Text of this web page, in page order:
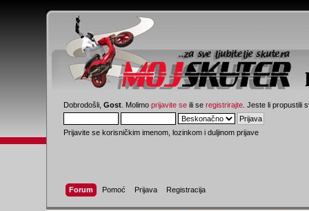
Dobrodošli,Gost . Molimoprijavite se ili seregistrirajte . Jeste li propustili
Prijavite se korisničkim imenom, lozinkom i duljinom prijave
Forum Pomoć Prijava Registracija